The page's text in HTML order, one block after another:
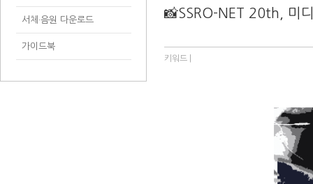
서체·음원 다운로드
가이드북
📸SSRO-NET 20th, 미
키워드 |